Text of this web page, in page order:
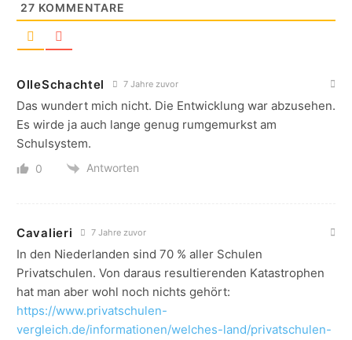
27 KOMMENTARE
OlleSchachtel 7 Jahre zuvor
Das wundert mich nicht. Die Entwicklung war abzusehen.
Es wirde ja auch lange genug rumgemurkst am
Schulsystem.
0 Antworten
Cavalieri 7 Jahre zuvor
In den Niederlanden sind 70 % aller Schulen
Privatschulen. Von daraus resultierenden Katastrophen
hat man aber wohl noch nichts gehört:
https://www.privatschulen-
vergleich.de/informationen/welches-land/privatschulen-